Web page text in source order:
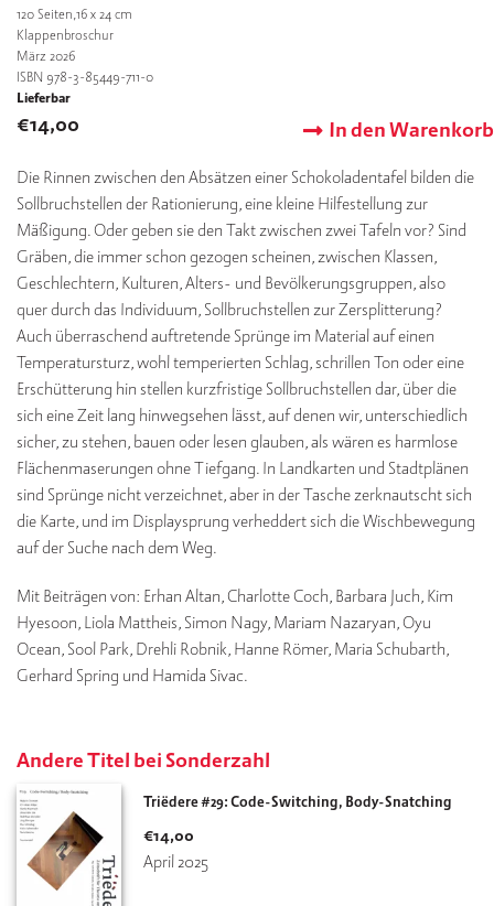
120 Seiten,16 x 24 cm
Klappenbroschur
März 2026
ISBN 978-3-85449-711-0
Lieferbar
€14,00 In den Warenkorb
Die Rinnen zwischen den Absätzen einer Schokoladentafel bilden die
Sollbruchstellen der Rationierung, eine kleine Hilfestellung zur
Mäßigung. Oder geben sie den Takt zwischen zwei Tafeln vor? Sind
Gräben, die immer schon gezogen scheinen, zwischen Klassen,
Geschlechtern, Kulturen, Alters- und Bevölkerungsgruppen, also
quer durch das Individuum, Sollbruchstellen zur Zersplitterung?
Auch überraschend auftretende Sprünge im Material auf einen
Temperatursturz, wohl temperierten Schlag, schrillen Ton oder eine
Erschütterung hin stellen kurzfristige Sollbruchstellen dar, über die
sich eine Zeit lang hinwegsehen lässt, auf denen wir, unterschiedlich
sicher, zu stehen, bauen oder lesen glauben, als wären es harmlose
Flächenmaserungen ohne Tiefgang. In Landkarten und Stadtplänen
sind Sprünge nicht verzeichnet, aber in der Tasche zerknautscht sich
die Karte, und im Displaysprung verheddert sich die Wischbewegung
auf der Suche nach dem Weg.
Mit Beiträgen von: Erhan Altan, Charlotte Coch, Barbara Juch, Kim
Hyesoon, Liola Mattheis, Simon Nagy, Mariam Nazaryan, Oyu
Ocean, Sool Park, Drehli Robnik, Hanne Römer, Maria Schubarth,
Gerhard Spring und Hamida Sivac.
Andere Titel bei Sonderzahl
Triëdere #29: Code-Switching, Body-Snatching
€14,00
April 2025